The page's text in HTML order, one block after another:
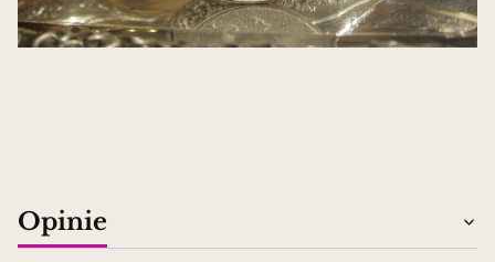
Opinie